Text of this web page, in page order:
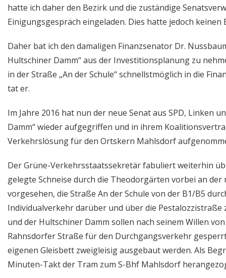
hatte ich daher den Bezirk und die zuständige
Einigungsgespräch eingeladen. Dies hatte jedoch keinen
Daher bat ich den damaligen Finanzsenator Dr.
Hultschiner Damm“ aus der Investitionsplanung zu
in der Straße „An der Schule“ schnellstmöglich in die
tat er.
Im Jahre 2016 hat nun der neue Senat aus SPD, Linken
Damm“ wieder aufgegriffen und in ihrem
Verkehrslösung für den Ortskern Mahlsdorf
Der Grüne-Verkehrsstaatssekretär fabuliert weiterhin
gelegte Schneise durch die Theodorgärten vorbei an der
vorgesehen, die Straße An der Schule von der B1/B5
Individualverkehr darüber und über die
und der Hultschiner Damm sollen nach seinem Willen
Rahnsdorfer Straße für den Durchgangsverkehr
eigenen Gleisbett zweigleisig ausgebaut werden. Als
Minuten-Takt der Tram zum S-Bhf Mahlsdorf